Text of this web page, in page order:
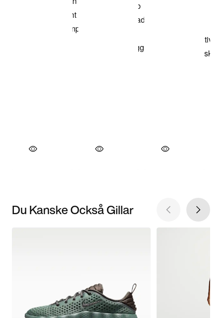
Du Kanske Också Gillar